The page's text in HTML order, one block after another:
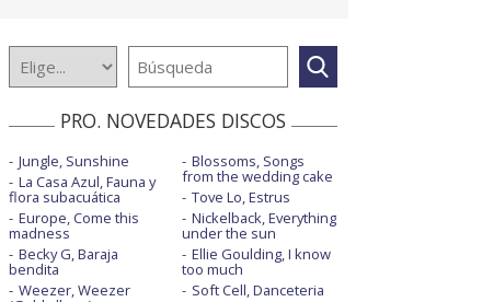
PRO. NOVEDADES DISCOS
Jungle, Sunshine
La Casa Azul, Fauna y
flora subacuática
Europe, Come this
madness
Becky G, Baraja
bendita
Weezer, Weezer
Blossoms, Songs
from the wedding cake
Tove Lo, Estrus
Nickelback, Everything
under the sun
Ellie Goulding, I know
too much
Soft Cell, Danceteria